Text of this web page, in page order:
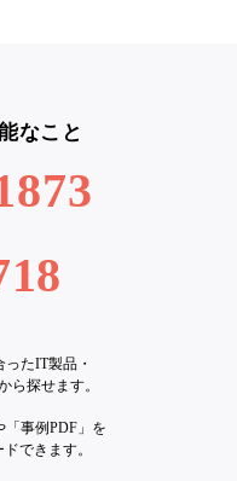
なこと
たIT製品・
ら探せます。
「事例PDF」を
できます。